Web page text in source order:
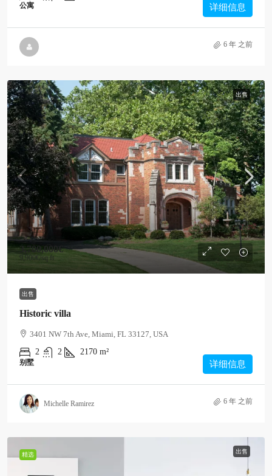
公寓 详细信息
6 年 之前
出售
3,700,000€
9,900€/sq ft
出售
Historic villa
3401 NW 7th Ave, Miami, FL 33127, USA
2
2 2170 m²
别墅 详细信息
Michelle Ramirez 6 年 之前
精选 出售